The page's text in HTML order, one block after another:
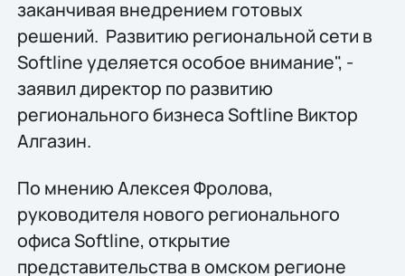
заканчивая внедрением готовых
решений. Развитию региональной сети в
Softline уделяется особое внимание", -
заявил директор по развитию
регионального бизнеса Softline Виктор
Алгазин.
По мнению Алексея Фролова,
руководителя нового регионального
офиса Softline, открытие
представительства в омском регионе